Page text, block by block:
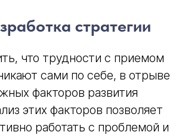
стратегии
что трудности с приемом
сами по себе, в отрыве
факторов развития
этих факторов позволяет
работать с проблемой и